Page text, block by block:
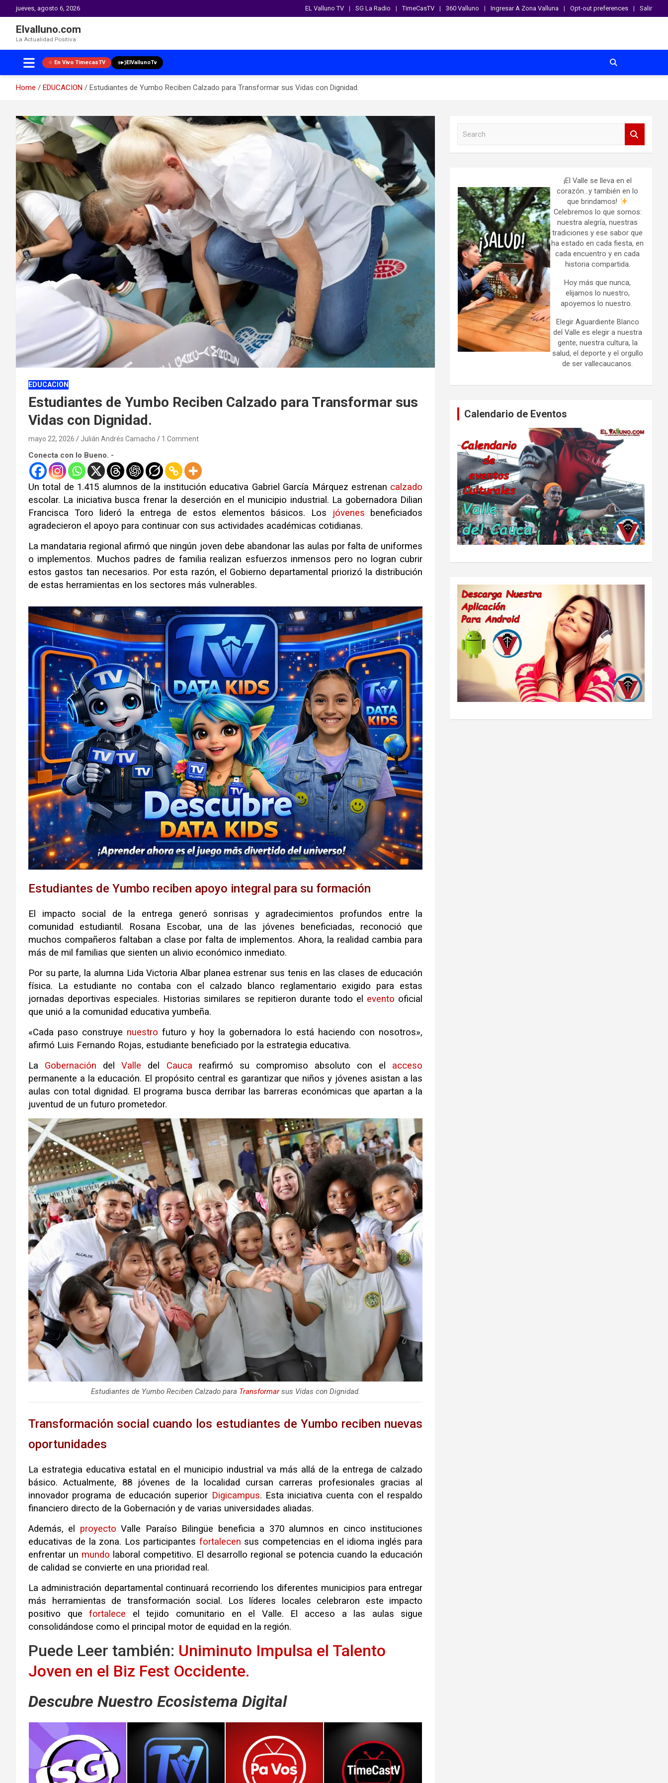
jueves, agosto 6, 2026 EL Valluno TV SG La Radio TimeCasTV 360 Valluno Ingresar A Zona Valluna Opt-out preferences Salir
Elvalluno.com
La Actualidad Positiva.
En Vivo TimecasTV ElVallunoTv
Home EDUCACION
Estudiantes de Yumbo Reciben Calzado para Transformar sus Vidas con Dignidad.
content
EDUCACION
Estudiantes de Yumbo Reciben Calzado para Transformar sus
Vidas con Dignidad.
mayo 22, 2026 Julián Andrés Camacho 1 Comment
Conecta con lo Bueno. -
Un total de 1.415 alumnos de la institución educativa Gabriel García Márquez estrenan calzado
escolar. La iniciativa busca frenar la deserción en el municipio industrial. La gobernadora Dilian
Francisca Toro lideró la entrega de estos elementos básicos. Los
jóvenes beneficiados
agradecieron el apoyo para continuar con sus actividades académicas cotidianas.
La mandataria regional afirmó que ningún joven debe abandonar las aulas por falta de uniformes
o implementos. Muchos padres de familia realizan esfuerzos inmensos pero no logran cubrir
estos gastos tan necesarios. Por esta razón, el Gobierno departamental priorizó la distribución
de estas herramientas en los sectores más vulnerables.
Estudiantes de Yumbo reciben apoyo integral para su formación
El impacto social de la entrega generó sonrisas y agradecimientos profundos entre la
comunidad estudiantil. Rosana Escobar, una de las jóvenes beneficiadas, reconoció que
muchos compañeros faltaban a clase por falta de implementos. Ahora, la realidad cambia para
más de mil familias que sienten un alivio económico inmediato.
Por su parte, la alumna Lida Victoria Albar planea estrenar sus tenis en las clases de educación
física. La estudiante no contaba con el calzado blanco reglamentario exigido para estas
jornadas deportivas especiales. Historias similares se repitieron durante todo el evento oficial
que unió a la comunidad educativa yumbeña.
«Cada paso construye nuestro futuro y hoy la gobernadora lo está haciendo con nosotros»,
afirmó Luis Fernando Rojas, estudiante beneficiado por la estrategia educativa.
La Gobernación delValle del Cauca reafirmó su compromiso absoluto con el acceso
permanente a la educación. El propósito central es garantizar que niños y jóvenes asistan a las
aulas con total dignidad. El programa busca derribar las barreras económicas que apartan a la
juventud de un futuro prometedor.
Estudiantes de Yumbo Reciben Calzado para Transformarsus Vidas con Dignidad.
Transformación social cuando los estudiantes de Yumbo reciben nuevas
oportunidades
La estrategia educativa estatal en el municipio industrial va más allá de la entrega de calzado
básico. Actualmente, 88 jóvenes de la localidad cursan carreras profesionales gracias al
innovador programa de educación superior Digicampus. Esta iniciativa cuenta con el respaldo
financiero directo de la Gobernación y de varias universidades aliadas.
Además, el proyecto Valle Paraíso Bilingüe beneficia a 370 alumnos en cinco instituciones
educativas de la zona. Los participantes fortalecen sus competencias en el idioma inglés para
enfrentar un mundo laboral competitivo. El desarrollo regional se potencia cuando la educación
de calidad se convierte en una prioridad real.
La administración departamental continuará recorriendo los diferentes municipios para entregar
más herramientas de transformación social. Los líderes locales celebraron este impacto
positivo quefortalece el tejido comunitario en el Valle. El acceso a las aulas sigue
consolidándose como el principal motor de equidad en la región.
Puede Leer también: Uniminuto Impulsa el Talento
Joven en el Biz Fest Occidente.
Descubre Nuestro Ecosistema Digital
¡El Valle se lleva en el
corazón…y también en lo
que brindamos!
Celebremos lo que somos:
nuestra alegría, nuestras
tradiciones y ese sabor que
ha estado en cada fiesta, en
cada encuentro y en cada
historia compartida.
Hoy más que nunca,
elijamos lo nuestro,
apoyemos lo nuestro.
Elegir Aguardiente Blanco
del Valle es elegir a nuestra
gente, nuestra cultura, la
salud, el deporte y el orgullo
de ser vallecaucanos.
Calendario de Eventos